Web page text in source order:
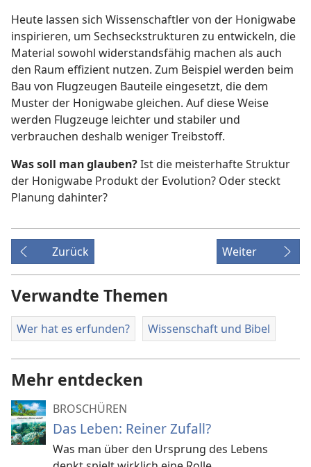
Heute lassen sich Wissenschaftler von der Honigwabe
inspirieren, um Sechseckstrukturen zu entwickeln, die
Material sowohl widerstandsfähig machen als auch
den Raum effizient nutzen. Zum Beispiel werden beim
Bau von Flugzeugen Bauteile eingesetzt, die dem
Muster der Honigwabe gleichen. Auf diese Weise
werden Flugzeuge leichter und stabiler und
verbrauchen deshalb weniger Treibstoff.
Was soll man glauben?Ist die meisterhafte Struktur
der Honigwabe Produkt der Evolution? Oder steckt
Planung dahinter?
Zurück Weiter
Verwandte Themen
Wer hat es erfunden? Wissenschaft und Bibel
Mehr entdecken
BROSCHÜREN
Das Leben: Reiner Zufall?
Was man über den Ursprung des Lebens